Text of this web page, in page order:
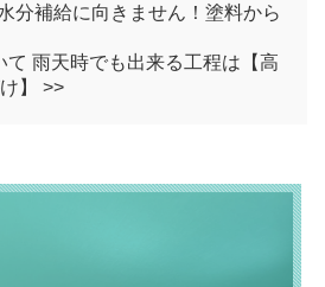
分補給に向きません！塗料から
て 雨天時でも出来る工程は【高
】 >>